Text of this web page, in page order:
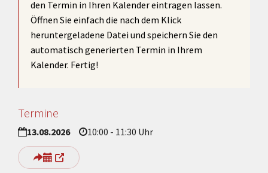
den Termin in Ihren Kalender eintragen lassen.
Öffnen Sie einfach die nach dem Klick
heruntergeladene Datei und speichern Sie den
automatisch generierten Termin in Ihrem
Kalender. Fertig!
Termine
13.08.2026 10:00 - 11:30 Uhr